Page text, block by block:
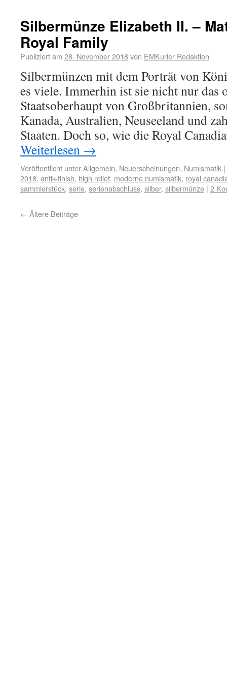
Silbermünze Elizabeth II. –
Royal Family
Publiziert am 28. November 2018von EMKurier Redaktion
Silbermünzen mit dem Porträt von
es viele. Immerhin ist sie nicht nur das
Staatsoberhaupt von Großbritannien,
Kanada, Australien, Neuseeland und
Staaten. Doch so, wie die Royal
Weiterlesen →
Veröffentlicht unterAllgemein, Neuerscheinungen, Numismatik |
2018, antik-finish, high relief, moderne numismatik, royal
sammlerstück, serie, serienabschluss, silber, silbermünze | 2
← Ältere Beiträge